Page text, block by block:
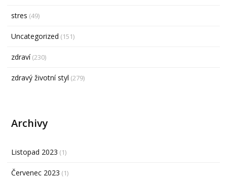
stres (49)
Uncategorized (151)
zdraví(230)
zdravý životní styl (279)
Archivy
Listopad 2023 (1)
Červenec 2023 (1)